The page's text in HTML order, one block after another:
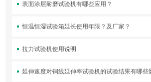
表面涂层耐磨试验机有哪些应用？
恒温恒湿试验箱延长使用年限？及厂家？
拉力试验机使用说明
延伸速度对铜线延伸率试验机的试验结果有哪些